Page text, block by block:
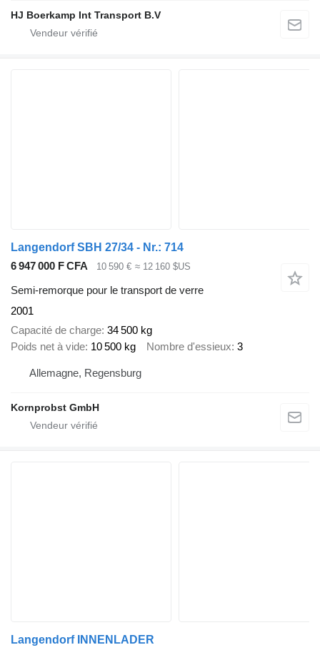
HJ Boerkamp Int Transport B.V
Langendorf SBH 27/34 - Nr.: 714
6 947 000 F CFA
10 590 € ≈ 12 160 $US
Semi-remorque pour le transport de verre
2001
Capacité de charge 34 500 kg
Poids net à vide 10 500 kg Nombre d'essieux 3
Allemagne, Regensburg
Kornprobst GmbH
Langendorf INNENLADER